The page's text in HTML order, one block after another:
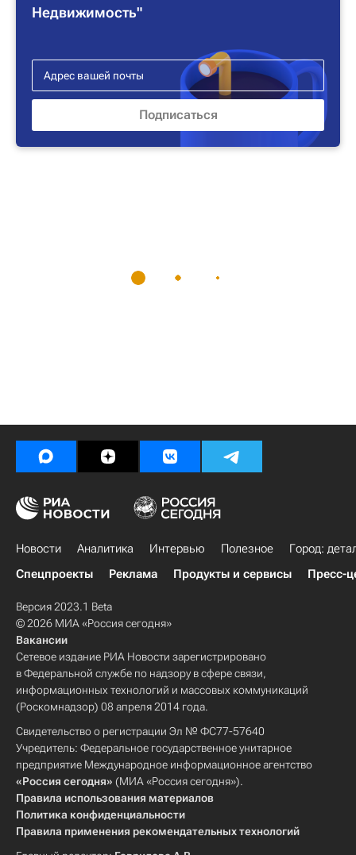
Недвижимость"
Новости Аналитика Интервью Полезное
Город:
Спецпроекты
Реклама Продукты и сервисы Пресс-
Версия 2023.1 Beta
© 2026 МИА «Россия сегодня»
Вакансии
Сетевое издание РИА Новости зарегистрировано
в Федеральной службе по надзору в сфере связи,
информационных технологий и массовых коммуникаций
(Роскомнадзор) 08 апреля 2014 года.
Свидетельство о регистрации Эл № ФС77-57640
Учредитель: Федеральное государственное унитарное
предприятие Международное информационное агентство
«Россия сегодня» (МИА «Россия сегодня»).
Правила использования материалов
Политика конфиденциальности
Правила применения рекомендательных технологий